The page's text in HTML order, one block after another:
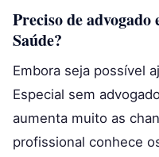
Preciso de
Saúde?
Embora seja possível
Especial sem
aumenta muito as
profissional conhece